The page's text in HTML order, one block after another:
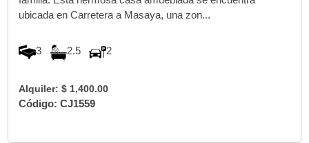
ubicada en Carretera a Masaya, una zon...
3 2.5 2
Alquiler: $ 1,400.00
Código: CJ1559